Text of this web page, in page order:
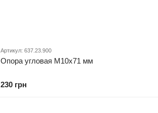
Артикул: 637.23.900
Опора угловая М10х71 мм
230 грн